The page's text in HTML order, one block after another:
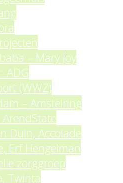
– Mary Joy
ADG
(WWZ)
– Amstelring
Duin, Accolade
Erf Hengelman
zorggroep
Twinta